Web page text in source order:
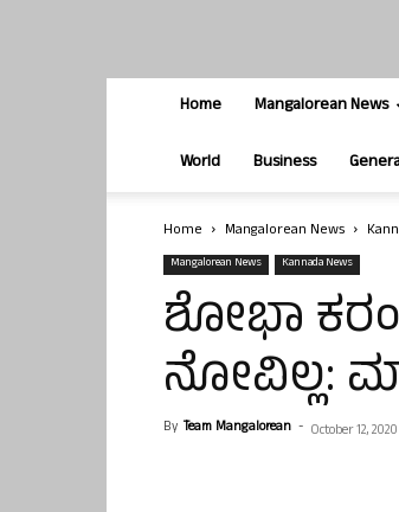
Home Mangalorean News
World Business
Home Mangalorean News
Mangalorean News Kannada News
ಶೋಭಾ
ನೋವಿಲ್ಲ:
By Team Mangalorean - October 12, 2020